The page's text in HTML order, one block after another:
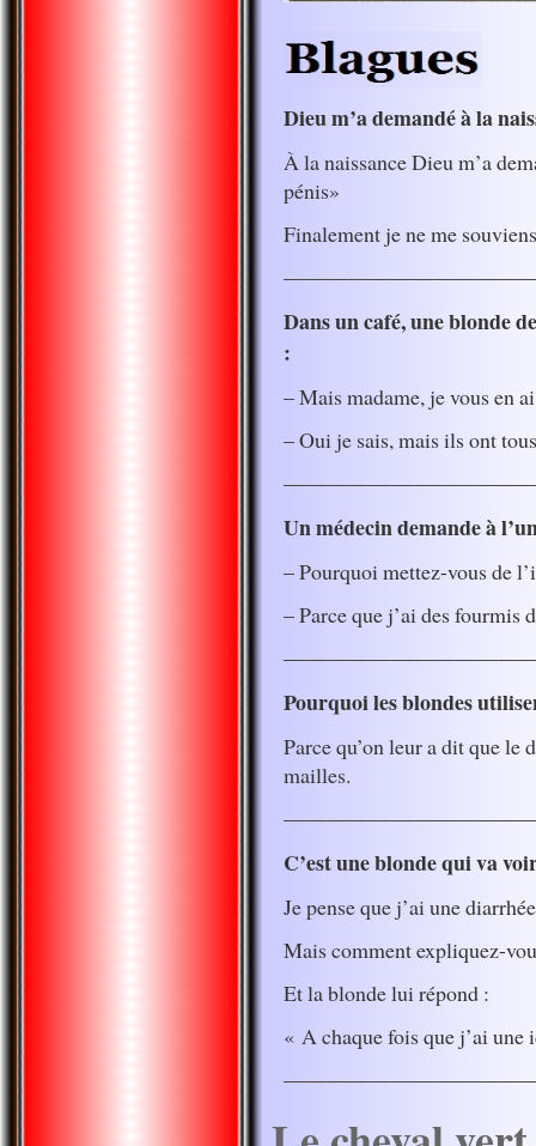
Dieu m’a demandé à la
À la naissance Dieu m’a
pénis»
Finalement je ne me
Dans un café, une blonde
:
– Mais madame, je vous en
– Oui je sais, mais ils ont
Un médecin demande à
– Pourquoi mettez-vous de
– Parce que j’ai des fourmis
Pourquoi les blondes
Parce qu’on leur a dit que
mailles.
C’est une blonde qui va
Je pense que j’ai une
Mais comment expliquez-
Et la blonde lui répond :
« A chaque fois que j’ai une